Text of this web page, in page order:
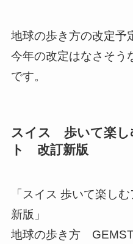
地球の歩き方の改定予
今年の改定はなさそう
です。
スイス 歩いて楽し
ト 改訂新版
「スイス 歩いて楽し
新版」
地球の歩き方